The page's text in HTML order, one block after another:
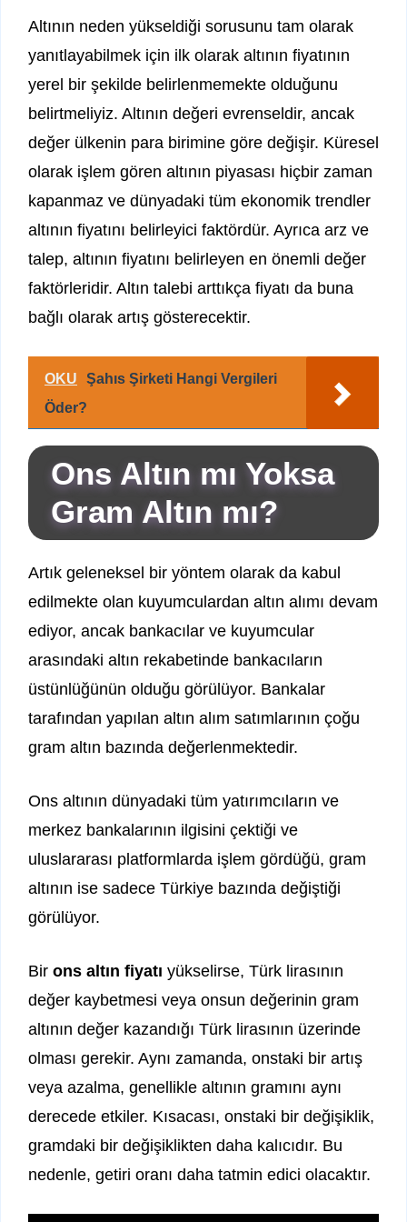
Altının neden yükseldiği sorusunu tam olarak
yanıtlayabilmek için ilk olarak altının fiyatının
yerel bir şekilde belirlenmemekte olduğunu
belirtmeliyiz. Altının değeri evrenseldir, ancak
değer ülkenin para birimine göre değişir. Küresel
olarak işlem gören altının piyasası hiçbir zaman
kapanmaz ve dünyadaki tüm ekonomik trendler
altının fiyatını belirleyici faktördür. Ayrıca arz ve
talep, altının fiyatını belirleyen en önemli değer
faktörleridir. Altın talebi arttıkça fiyatı da buna
bağlı olarak artış gösterecektir.
OKU
Şahıs Şirketi Hangi Vergileri
Öder?
Ons Altın mı Yoksa
Gram Altın mı?
Artık geleneksel bir yöntem olarak da kabul
edilmekte olan kuyumculardan altın alımı devam
ediyor, ancak bankacılar ve kuyumcular
arasındaki altın rekabetinde bankacıların
üstünlüğünün olduğu görülüyor. Bankalar
tarafından yapılan altın alım satımlarının çoğu
gram altın bazında değerlenmektedir.
Ons altının dünyadaki tüm yatırımcıların ve
merkez bankalarının ilgisini çektiği ve
uluslararası platformlarda işlem gördüğü, gram
altının ise sadece Türkiye bazında değiştiği
görülüyor.
Bir ons altın fiyatı yükselirse, Türk lirasının
değer kaybetmesi veya onsun değerinin gram
altının değer kazandığı Türk lirasının üzerinde
olması gerekir. Aynı zamanda, onstaki bir artış
veya azalma, genellikle altının gramını aynı
derecede etkiler. Kısacası, onstaki bir değişiklik,
gramdaki bir değişiklikten daha kalıcıdır. Bu
nedenle, getiri oranı daha tatmin edici olacaktır.